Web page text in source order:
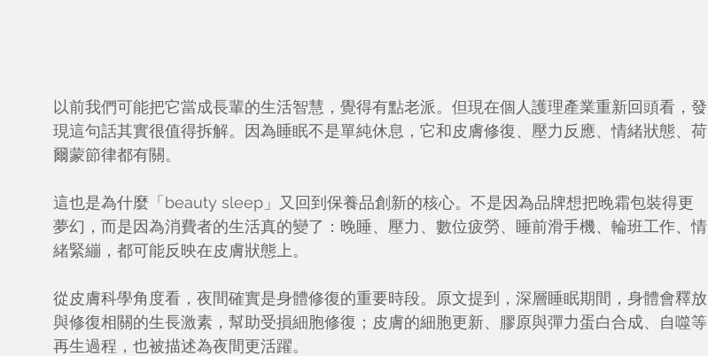
以前我們可能把它當成長輩的生活智慧，覺得有點老派。但現在個人護理產業重新回頭看，發
現這句話其實很值得拆解。因為睡眠不是單純休息，它和皮膚修復、壓力反應、情緒狀態、荷
爾蒙節律都有關。
這也是為什麼「beauty sleep」又回到保養品創新的核心。不是因為品牌想把晚霜包裝得更
夢幻，而是因為消費者的生活真的變了：晚睡、壓力、數位疲勞、睡前滑手機、輪班工作、情
緒緊繃，都可能反映在皮膚狀態上。
從皮膚科學角度看，夜間確實是身體修復的重要時段。原文提到，深層睡眠期間，身體會釋放
與修復相關的生長激素，幫助受損細胞修復；皮膚的細胞更新、膠原與彈力蛋白合成、自噬等
再生過程，也被描述為夜間更活躍。